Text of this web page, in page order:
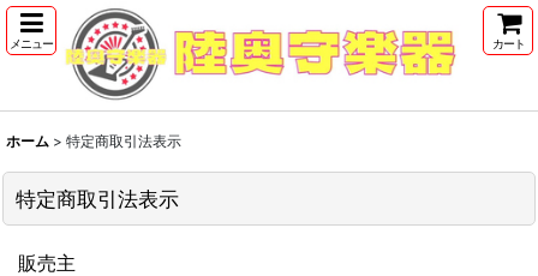
メニュー カート
ホーム > 特定商取引法表示
特定商取引法表示
販売主